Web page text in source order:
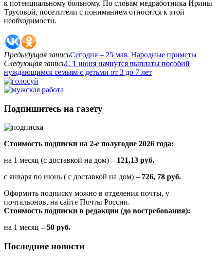
к потенциальному больному. По словам медработника Ирины
Трусовой, посетители с пониманием относятся к этой
необходимости.
Предыдущая записьСегодня – 25 мая. Народные приметы
Следующая записьС 1 июня начнутся выплаты пособий
нуждающимся семьям с детьми от 3 до 7 лет
Подпишитесь на газету
Стоимость подписки на 2-е полугодие 2026 года:
на 1 месяц (с доставкой на дом) – 121,13 руб.
с января по июнь ( с доставкой на дом) – 726, 78 руб.
Оформить подписку можно в отделения почты, у
почтальонов, на сайте Почты России.
Стоимость подписки в редакции (до востребования):
на 1 месяц – 50 руб.
Последние новости